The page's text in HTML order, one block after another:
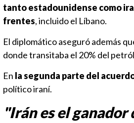
tanto estadounidense como
frentes, incluido el Líbano.
El diplomático aseguró además
donde transitaba el 20% del
En la segunda parte del
político iraní.
"Irán es el ganador